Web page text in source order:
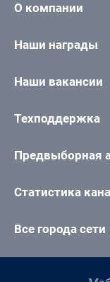
О компании
Наши награды
Наши вакансии
Техподдержка
Предвыборная
Статистика
Все города сети